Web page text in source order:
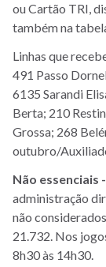
ou Cartão TRI,
também na
Linhas que
491 Passo
6135 Sarandi
Berta; 210
Grossa; 268
outubro/
Não essenciais -
administração
não
21.732. Nos
8h30 às 14h30.